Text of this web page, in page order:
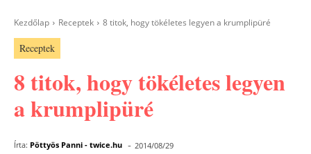
Kezdőlap Receptek 8 titok, hogy tökéletes legyen a krumplipüré
Receptek
8 titok, hogy tökéletes legyen
a krumplipüré
Írta: Pöttyös Panni - twice.hu - 2014/08/29